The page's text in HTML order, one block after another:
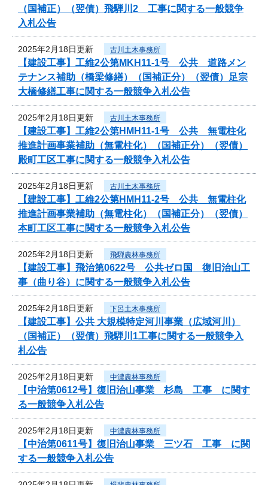
（国補正）（翌債）飛騨川2 工事に関する一般競争
入札公告
2025年2月18日更新 古川土木事務所
【建設工事】工維2公第MKH11-1号 公共 道路メン
テナンス補助（橋梁修繕）（国補正分）（翌債）足宗
大橋修繕工事に関する一般競争入札公告
2025年2月18日更新 古川土木事務所
【建設工事】工維2公第HMH11-1号 公共 無電柱化
推進計画事業補助（無電柱化）（国補正分）（翌債）
殿町工区工事に関する一般競争入札公告
2025年2月18日更新 古川土木事務所
【建設工事】工維2公第HMH11-2号 公共 無電柱化
推進計画事業補助（無電柱化）（国補正分）（翌債）
本町工区工事に関する一般競争入札公告
2025年2月18日更新 飛騨農林事務所
【建設工事】飛治第0622号 公共ゼロ国 復旧治山工
事（曲り谷）に関する一般競争入札公告
2025年2月18日更新 下呂土木事務所
【建設工事】公共 大規模特定河川事業（広域河川）
（国補正）（翌債）飛騨川1工事に関する一般競争入
札公告
2025年2月18日更新 中濃農林事務所
【中治第0612号】復旧治山事業 杉島 工事 に関す
る一般競争入札公告
2025年2月18日更新 中濃農林事務所
【中治第0611号】復旧治山事業 三ツ石 工事 に関
する一般競争入札公告